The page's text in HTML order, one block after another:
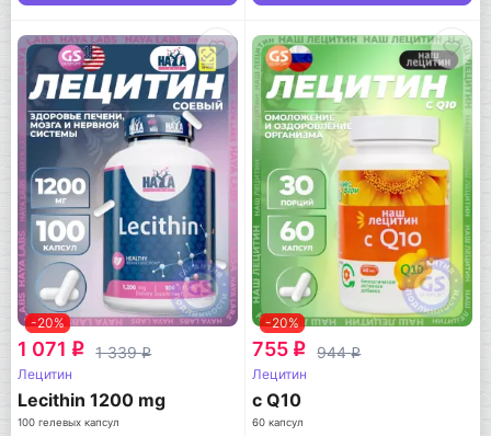
-20%
1 071 q 1 339q
Лецитин
Lecithin 1200 mg
100 гелевых капсул
-20%
755 q 944q
Лецитин
с Q10
60 капсул